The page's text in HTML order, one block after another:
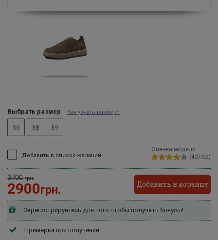
Выбрать размер Как узнать размер?
36 38 39
Добавить в список желаний
Оценка модели:
(4,27/22)
3700грн.
2900грн. Добавить в корзину
Зарегистрируйтесь для того чтобы получать бонусы!
Примерка при получении.